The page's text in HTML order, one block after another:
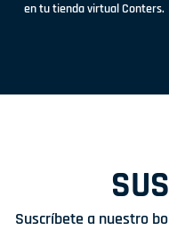
en tu tienda virtual Conters.
Suscríbete a nuestro